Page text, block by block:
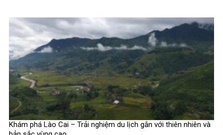
Khám phá Lào Cai – Trải nghiệm du lịch gắn với thiên nhiên và